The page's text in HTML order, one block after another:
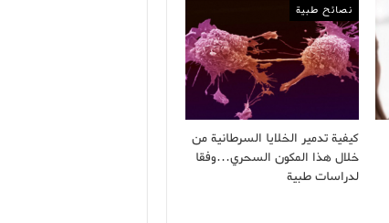
نصائح طبية
كيفية تدمير الخلايا السرطانية من
خلال هذا المكون السحري…وفقا
لدراسات طبية